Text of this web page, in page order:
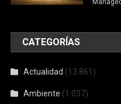
CATEGORÍAS
Actualidad (13.861)
Ambiente (1.037)